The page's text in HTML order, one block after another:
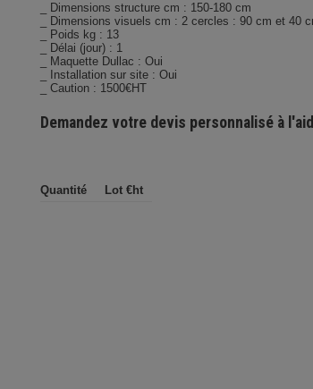
_ Dimensions structure cm : 150-180 cm
_ Dimensions visuels cm : 2 cercles : 90 cm et 40
_ Poids kg : 13
_ Délai (jour) : 1
_ Maquette Dullac : Oui
_ Installation sur site : Oui
_ Caution : 1500€HT
Demandez votre devis personnalisé à
Quantité Lot €ht